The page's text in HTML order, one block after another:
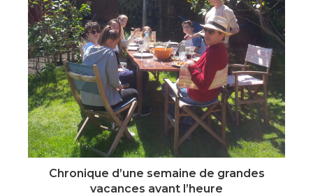
Chronique d’une semaine de grandes
vacances avant l’heure